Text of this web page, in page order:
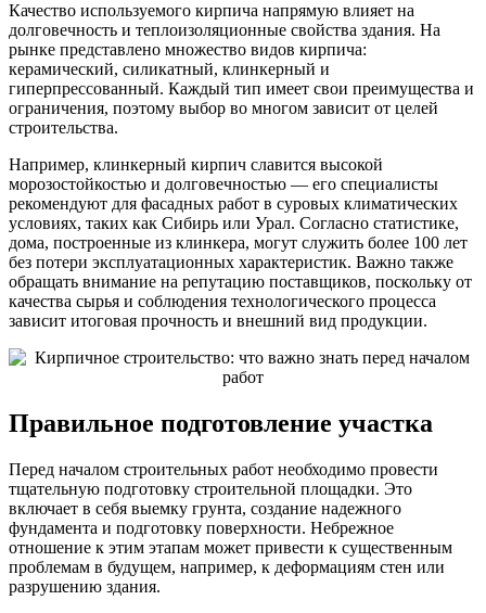
Качество используемого кирпича напрямую влияет на
долговечность и теплоизоляционные свойства здания. На
рынке представлено множество видов кирпича:
керамический, силикатный, клинкерный и
гиперпрессованный. Каждый тип имеет свои преимущества и
ограничения, поэтому выбор во многом зависит от целей
строительства.
Например, клинкерный кирпич славится высокой
морозостойкостью и долговечностью — его специалисты
рекомендуют для фасадных работ в суровых климатических
условиях, таких как Сибирь или Урал. Согласно статистике,
дома, построенные из клинкера, могут служить более 100 лет
без потери эксплуатационных характеристик. Важно также
обращать внимание на репутацию поставщиков, поскольку от
качества сырья и соблюдения технологического процесса
зависит итоговая прочность и внешний вид продукции.
Правильное подготовление участка
Перед началом строительных работ необходимо провести
тщательную подготовку строительной площадки. Это
включает в себя выемку грунта, создание надежного
фундамента и подготовку поверхности. Небрежное
отношение к этим этапам может привести к существенным
проблемам в будущем, например, к деформациям стен или
разрушению здания.